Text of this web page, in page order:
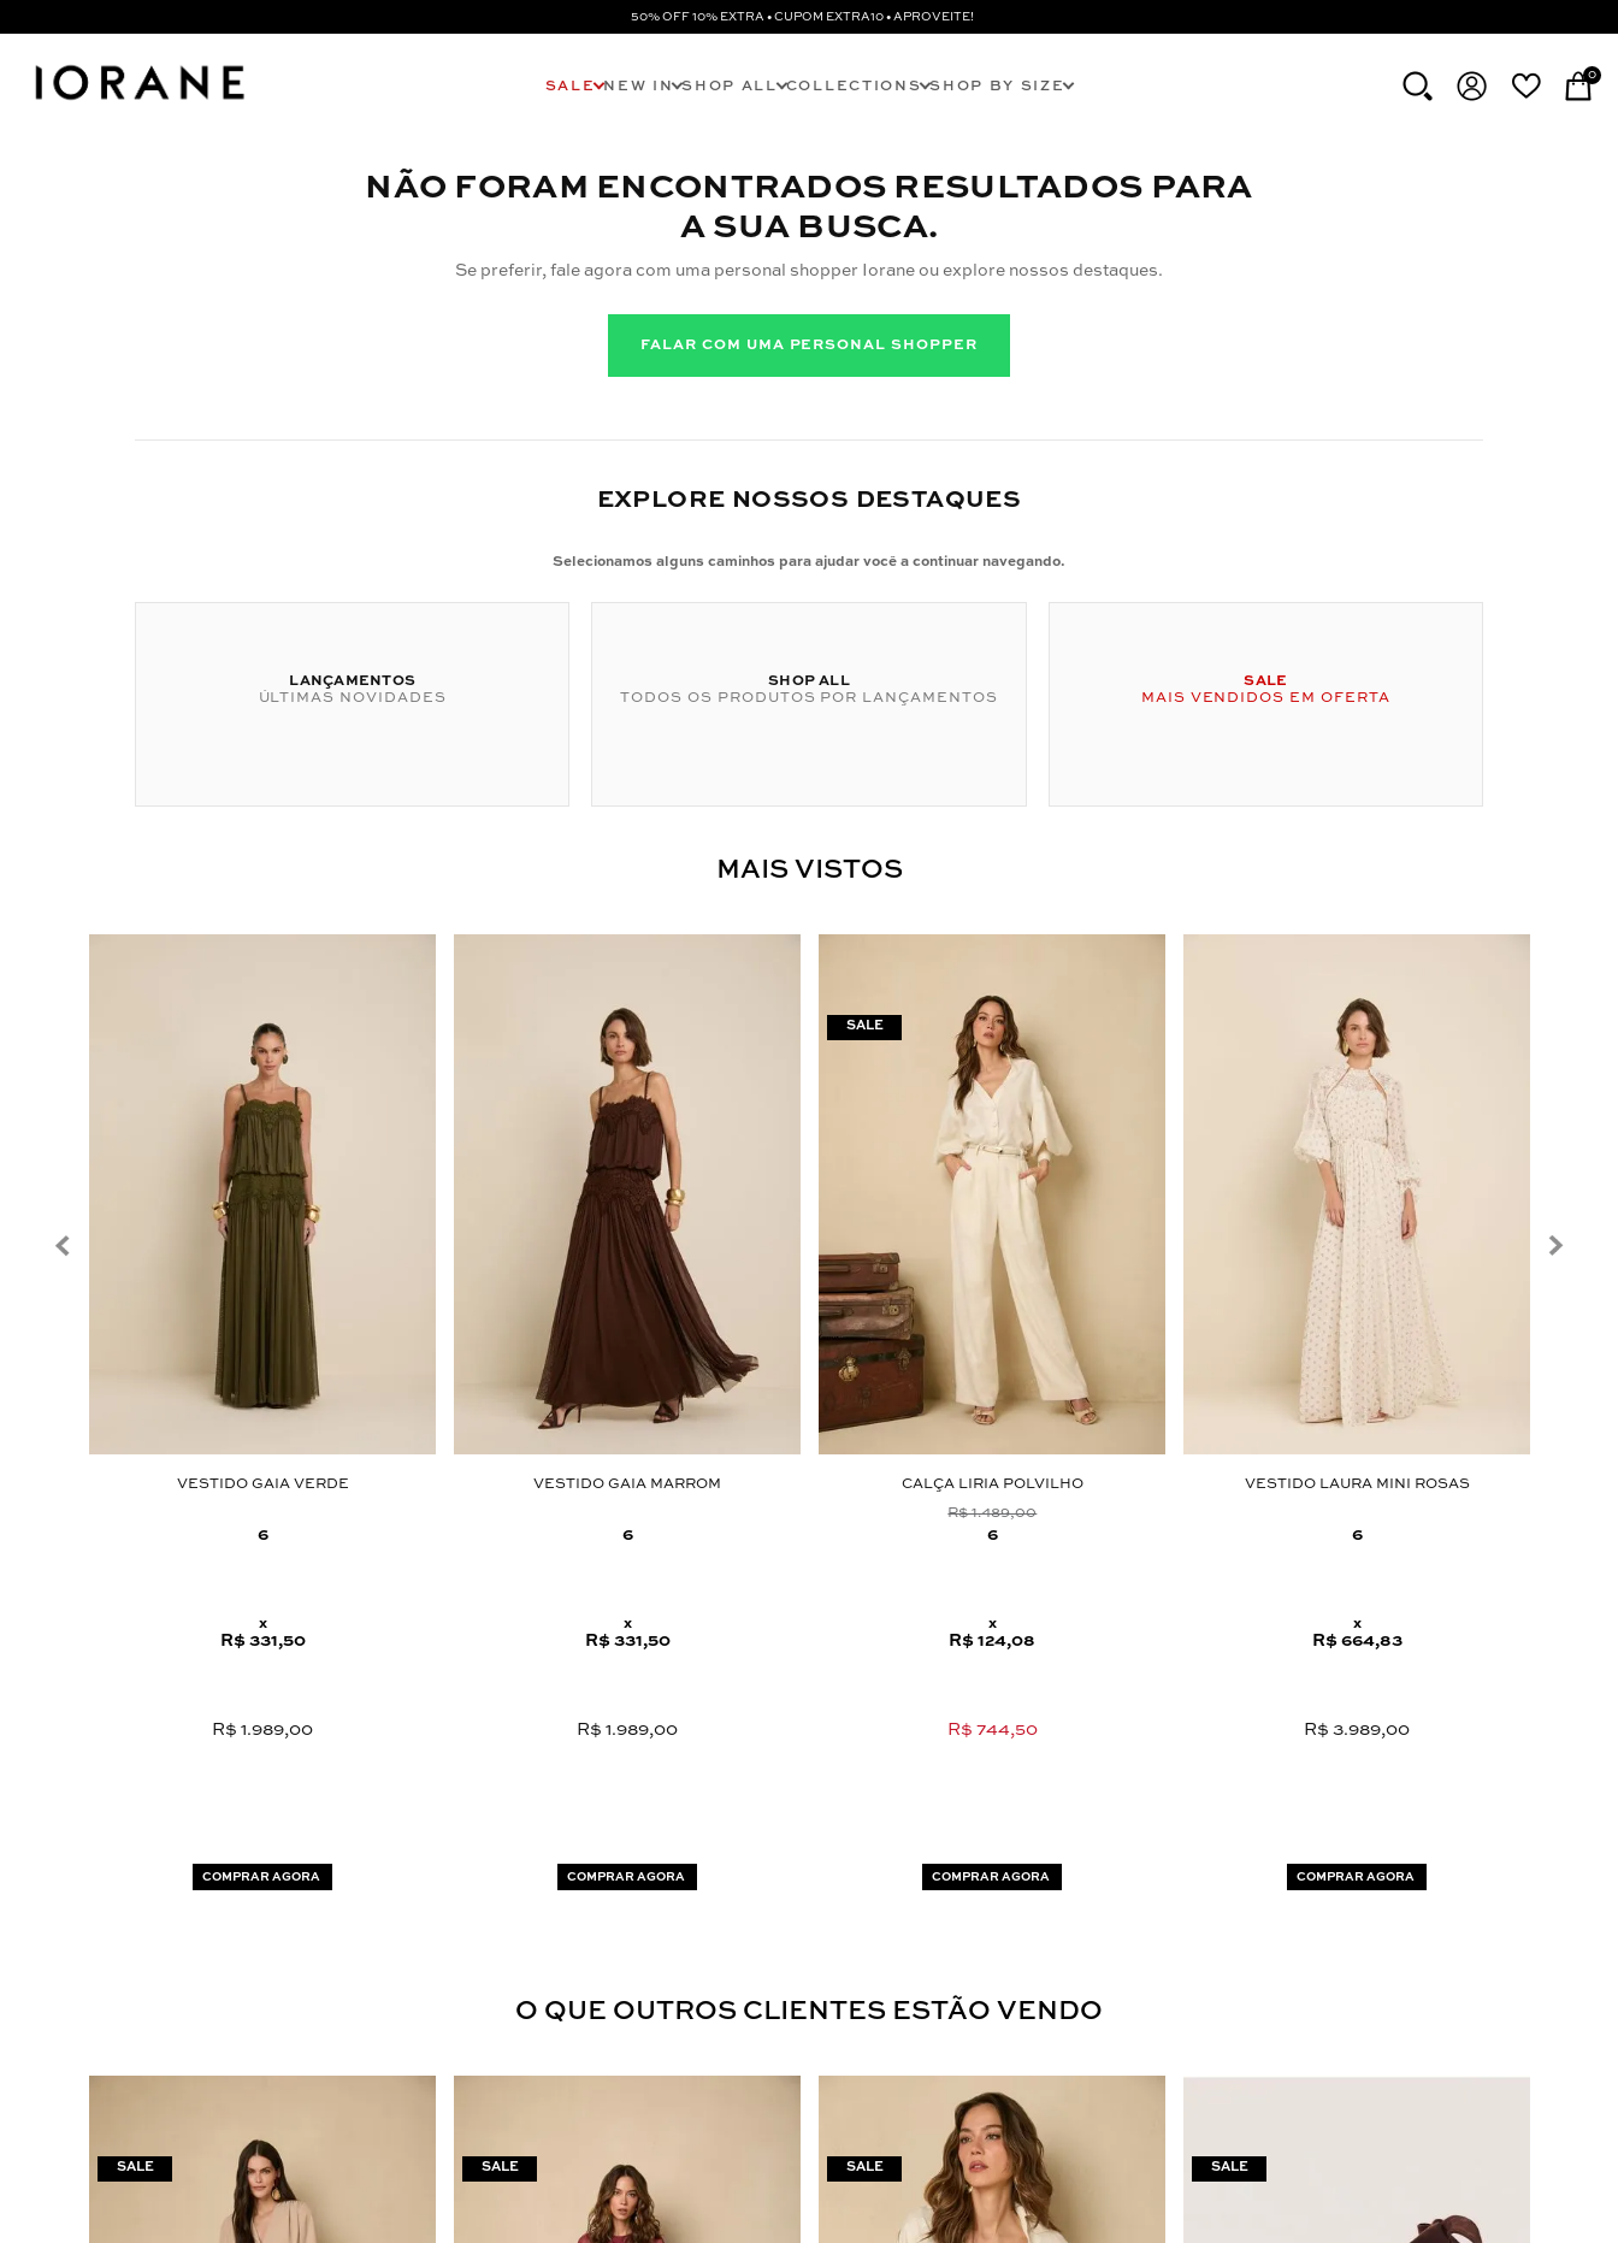
50% OFF 10% EXTRA • CUPOM EXTRA10 • APROVEITE!
SALE NEW IN SHOP ALL COLLECTIONS SHOP BY SIZE
0
NÃO FORAM ENCONTRADOS RESULTADOS PARA
A SUA BUSCA.
Se preferir, fale agora com uma personal shopper Iorane ou explore nossos destaques.
FALAR COM UMA PERSONAL SHOPPER
EXPLORE NOSSOS DESTAQUES
Selecionamos alguns caminhos para ajudar você a continuar navegando.
LANÇAMENTOS
ÚLTIMAS NOVIDADES
SHOP ALL
TODOS OS PRODUTOS POR LANÇAMENTOS
SALE
MAIS VENDIDOS EM OFERTA
MAIS VISTOS
VESTIDO GAIA VERDE
6
x
R$ 331,50
R$ 1.989,00
COMPRAR AGORA
VESTIDO GAIA MARROM
6
x
R$ 331,50
R$ 1.989,00
COMPRAR AGORA
CALÇA LIRIA POLVILHO
R$ 1.489,00
6
x
R$ 124,08
R$ 744,50
COMPRAR AGORA
VESTIDO LAURA MINI ROSAS
6
x
R$ 664,83
R$ 3.989,00
COMPRAR AGORA
O QUE OUTROS CLIENTES ESTÃO VENDO